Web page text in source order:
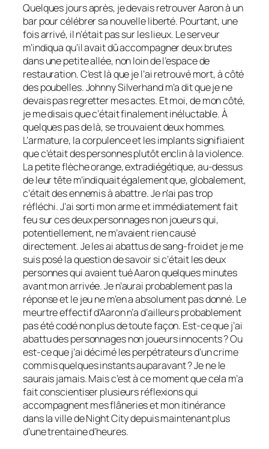
Quelques jours après, je devais retrouver Aaron à un
bar pour célébrer sa nouvelle liberté. Pourtant, une
fois arrivé, il n’était pas sur les lieux. Le serveur
m’indiqua qu’il avait dû accompagner deux brutes
dans une petite allée, non loin de l’espace de
restauration. C’est là que je l’ai retrouvé mort, à côté
des poubelles. Johnny Silverhand m’a dit que je ne
devais pas regretter mes actes. Et moi, de mon côté,
je me disais que c’était finalement inéluctable. À
quelques pas de là, se trouvaient deux hommes.
L’armature, la corpulence et les implants signifiaient
que c’était des personnes plutôt enclin à la violence.
La petite flèche orange, extradiégétique, au-dessus
de leur tête m’indiquait également que, globalement,
c’était des ennemis à abattre. Je n’ai pas trop
réfléchi. J’ai sorti mon arme et immédiatement fait
feu sur ces deux personnages non joueurs qui,
potentiellement, ne m’avaient rien causé
directement. Je les ai abattus de sang-froid et je me
suis posé la question de savoir si c’était les deux
personnes qui avaient tué Aaron quelques minutes
avant mon arrivée. Je n’aurai probablement pas la
réponse et le jeu ne m’en a absolument pas donné. Le
meurtre effectif d’Aaron n’a d’ailleurs probablement
pas été codé non plus de toute façon. Est-ce que j’ai
abattu des personnages non joueurs innocents ? Ou
est-ce que j’ai décimé les perpétrateurs d’un crime
commis quelques instants auparavant ? Je ne le
saurais jamais. Mais c’est à ce moment que cela m’a
fait conscientiser plusieurs réflexions qui
accompagnent mes flâneries et mon itinérance
dans la ville de Night City depuis maintenant plus
d’une trentaine d’heures.